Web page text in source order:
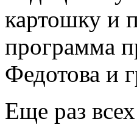
картошку и
программа
Федотова и
Еще раз